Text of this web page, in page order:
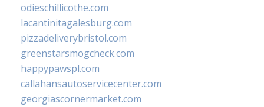
odieschillicothe.com
lacantinitagalesburg.com
pizzadeliverybristol.com
greenstarsmogcheck.com
happypawspl.com
callahansautoservicecenter.com
georgiascornermarket.com